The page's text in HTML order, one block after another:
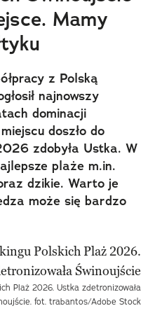
Mamy
z Polską
najnowszy
dominacji
doszło do
zdobyła Ustka. W
plaże m.in.
dzikie. Warto je
może się bardzo
Plaż 2026. Ustka zdetronizowała
fot. trabantos/Adobe Stock